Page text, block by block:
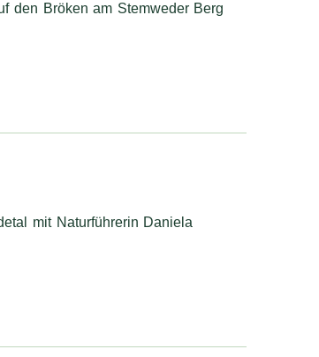
den Bröken am Stemweder Berg
mit Naturführerin Daniela